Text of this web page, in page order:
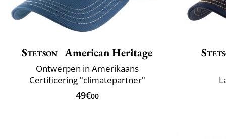
Stetson American Heritage
Ontwerpen in Amerikaans
Certificering "climatepartner"
49€00